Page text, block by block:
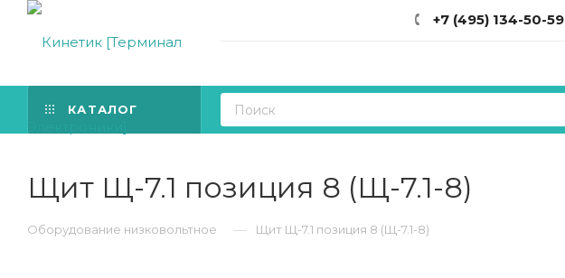
+7 (495) 134-50-59
КАТАЛОГ
Щит Щ-7.1 позиция 8 (Щ-7.1-8)
Оборудование низковольтное — Щит Щ-7.1 позиция 8 (Щ-7.1-8)